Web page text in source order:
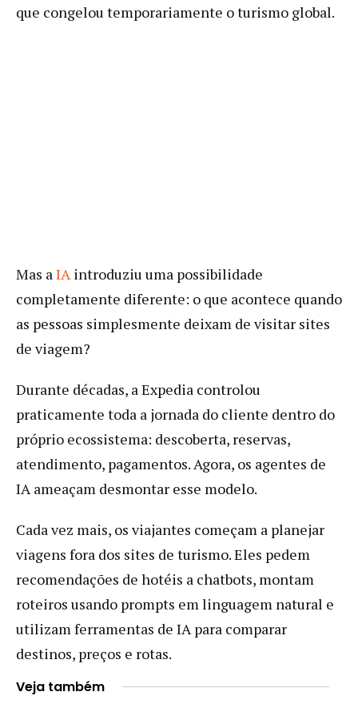
que congelou temporariamente o turismo global.
Mas aIAintroduziu uma possibilidade
completamente diferente: o que acontece quando
as pessoas simplesmente deixam de visitar sites
de viagem?
Durante décadas, a Expedia controlou
praticamente toda a jornada do cliente dentro do
próprio ecossistema: descoberta, reservas,
atendimento, pagamentos. Agora, os agentes de
IA ameaçam desmontar esse modelo.
Cada vez mais, os viajantes começam a planejar
viagens fora dos sites de turismo. Eles pedem
recomendações de hotéis a chatbots, montam
roteiros usando prompts em linguagem natural e
utilizam ferramentas de IA para comparar
destinos, preços e rotas.
Veja também